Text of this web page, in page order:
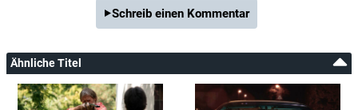
Schreib einen Kommentar
Ähnliche Titel